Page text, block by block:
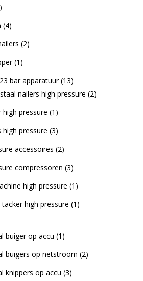
(4)
(2)
(1)
bar apparatuur (13)
nailers high pressure (2)
high pressure (1)
high pressure (3)
accessoires (2)
compressoren (3)
high pressure (1)
high pressure (1)
buiger op accu (1)
buigers op netstroom (2)
knippers op accu (3)